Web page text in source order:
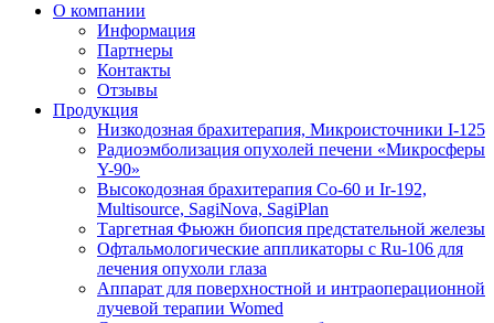
О компании
Информация
Партнеры
Контакты
Отзывы
Продукция
Низкодозная брахитерапия, Микроисточники I-125
Радиоэмболизация опухолей печени «Микросферы
Y-90»
Высокодозная брахитерапия Co-60 и Ir-192,
Multisource, SagiNova, SagiPlan
Таргетная Фьюжн биопсия предстательной железы
Офтальмологические аппликаторы с Ru-106 для
лечения опухоли глаза
Аппарат для поверхностной и интраоперационной
лучевой терапии Womed